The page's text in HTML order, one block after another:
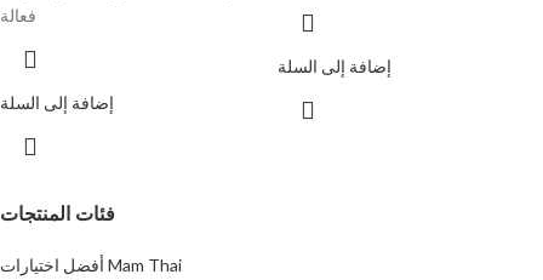
فئات المنتجات
أفضل اختيارات Mam Thai
فعالة
إضافة إلى السلة
إضافة إلى السلة